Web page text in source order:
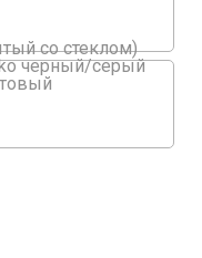
со стеклом)
черный/серый